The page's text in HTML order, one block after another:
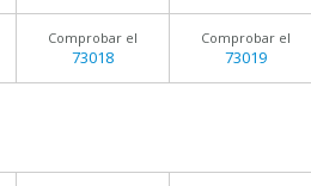
Comprobar el
73018
Comprobar el
73019